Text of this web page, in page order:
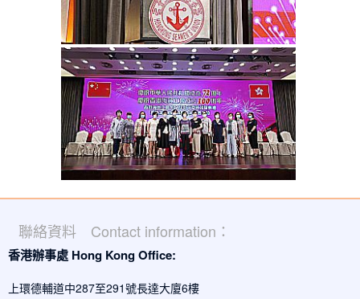
聯絡資料 Contact information：
香港辦事處 Hong Kong Office:
上環德輔道中287至291號長達大廈6樓